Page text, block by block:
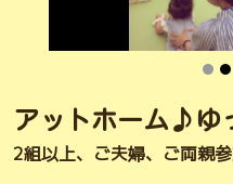
アットホーム♪ゆ
2組以上、ご夫婦、ご両親